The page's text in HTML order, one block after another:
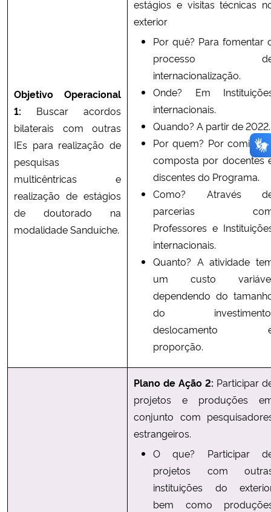
Objetivo Operacional
1: Buscar acordos
bilaterais com outras
IEs para realização de
pesquisas
multicêntricas e
realização de estágios
de doutorado na
modalidade Sanduíche.
estágios e visitas técnicas
exterior
Por quê? Para fomentar
processo
internacionalização.
Onde? Em
internacionais.
Quando? A partir de 2022.
Por quem? Por
composta por docentes
discentes do Programa.
Como? Através
parcerias
Professores e
internacionais.
Quanto? A atividade
um custo
dependendo do
do
deslocamento
proporção.
Plano de Ação 2: Participar
projetos e produções
conjunto com
estrangeiros.
O que? Participar
projetos com
instituições do
bem como